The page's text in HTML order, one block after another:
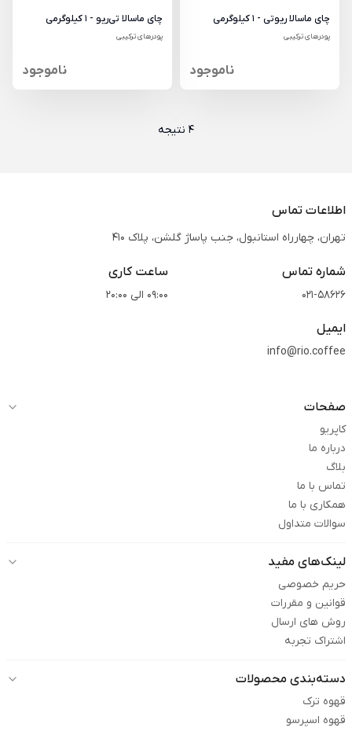
چای ماسالا ریوتی - 1 کیلوگرمی
پودرهای ترکیبی
ناموجود
چای ماسالا تی‌ریو - 1 کیلوگرمی
پودرهای ترکیبی
ناموجود
4 نتیجه
اطلاعات تماس
تهران، چهارراه استانبول، جنب پاساژ گلشن، پلاک 410
شماره تماس
021-58626
ساعت کاری
09:00 الی 20:00
ایمیل
info@rio.coffee
صفحات
کاپریو
درباره ما
بلاگ
تماس با ما
همکاری با ما
سوالات متداول
لینک‌های مفید
حریم خصوصی
قوانین و مقررات
روش های ارسال
اشتراک تجربه
دسته‌بندی محصولات
قهوه ترک
قهوه اسپرسو